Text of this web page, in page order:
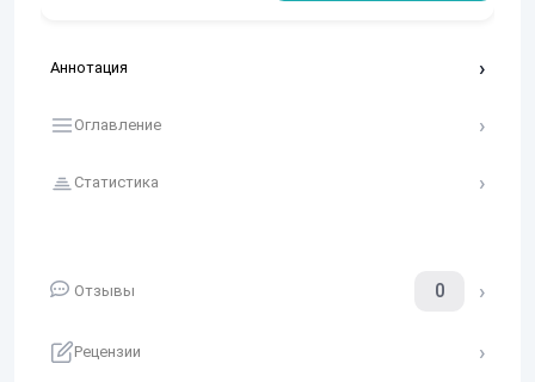
Аннотация
Оглавление
Статистика
Отзывы 0
Рецензии